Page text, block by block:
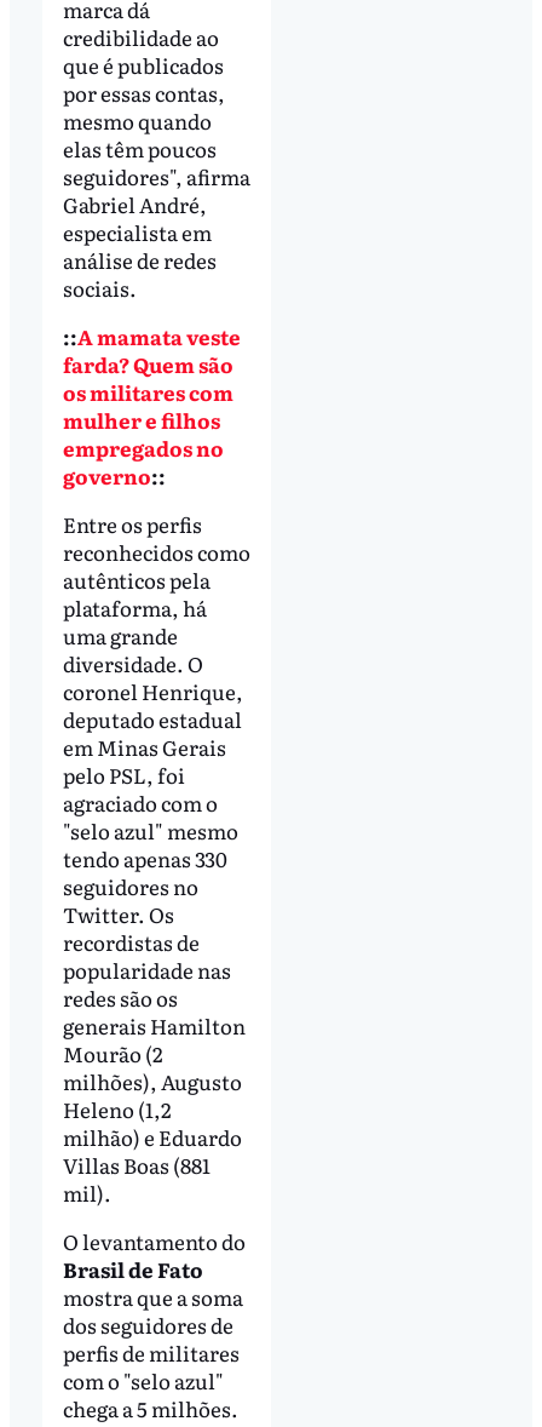
marca dá
credibilidade ao
que é publicados
por essas contas,
mesmo quando
elas têm poucos
seguidores", afirma
Gabriel André,
especialista em
análise de redes
sociais.
::A mamata veste
farda? Quem são
os militares com
mulher e filhos
empregados no
governo::
Entre os perfis
reconhecidos como
autênticos pela
plataforma, há
uma grande
diversidade. O
coronel Henrique,
deputado estadual
em Minas Gerais
pelo PSL, foi
agraciado com o
"selo azul" mesmo
tendo apenas 330
seguidores no
Twitter. Os
recordistas de
popularidade nas
redes são os
generais Hamilton
Mourão (2
milhões), Augusto
Heleno (1,2
milhão) e Eduardo
Villas Boas (881
mil).
O levantamento do
Brasil de Fato
mostra que a soma
dos seguidores de
perfis de militares
com o "selo azul"
chega a 5 milhões.